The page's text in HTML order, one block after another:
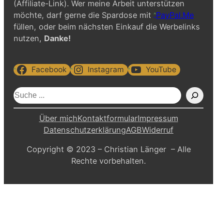
(Affiliate-Link). Wer meine Arbeit unterstützen
möchte, darf gerne die Spardose mit PayPal.Me
füllen, oder beim nächsten Einkauf die Werbelinks
nutzen, Danke!
Facebook Instagram YouTube
S
u
Über michKontaktformularImpressum
DatenschutzerklärungAGBWiderruf
Copyright © 2023 – Christian Länger – Alle
Rechte vorbehalten.